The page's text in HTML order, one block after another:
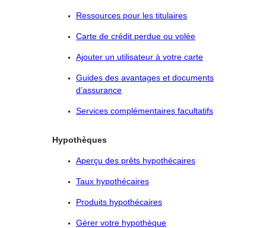
Ressources pour les titulaires
Carte de crédit perdue ou volée
Ajouter un utilisateur à votre carte
Guides des avantages et documents
d’assurance
Services complémentaires facultatifs
Hypothèques
Aperçu des prêts hypothécaires
Taux hypothécaires
Produits hypothécaires
Gérer votre hypothèque